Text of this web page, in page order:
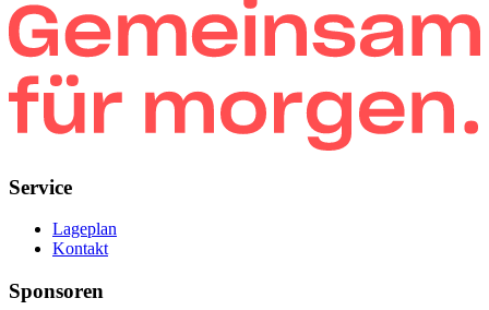
Service
Lageplan
Kontakt
Sponsoren